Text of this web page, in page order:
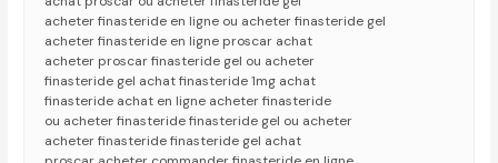
acheter finasteride en ligne ou acheter finasteride gel
acheter finasteride en ligne proscar achat
acheter proscar finasteride gel ou acheter
finasteride gel achat finasteride 1mg achat
finasteride achat en ligne acheter finasteride
ou acheter finasteride finasteride gel ou acheter
acheter finasteride finasteride gel achat